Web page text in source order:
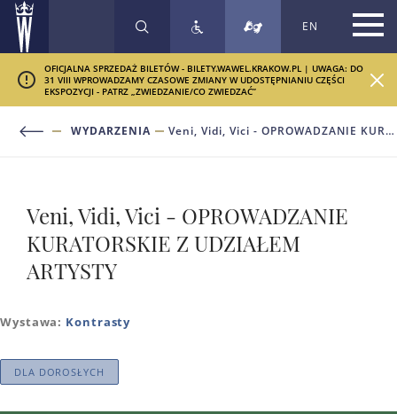
SZUKAJ EN
OFICJALNA SPRZEDAŻ BILETÓW - BILETY.WAWEL.KRAKOW.PL | UWAGA: DO
31 VIII WPROWADZAMY CZASOWE ZMIANY W UDOSTĘPNIANIU CZĘŚCI
EKSPOZYCJI - PATRZ „ZWIEDZANIE/CO ZWIEDZAĆ”
WYDARZENIA Veni, Vidi, Vici - OPROWADZANIE KURATORSKIE Z UDZIAŁEM ARTYSTY
Veni, Vidi, Vici - OPROWADZANIE
KURATORSKIE Z UDZIAŁEM
ARTYSTY
Wystawa: Kontrasty
DLA DOROSŁYCH